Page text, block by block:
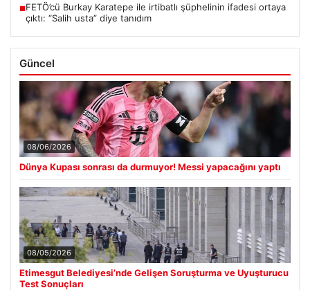
■FETÖ’cü Burkay Karatepe ile irtibatlı şüphelinin ifadesi ortaya
çıktı: “Salih usta” diye tanıdım
Güncel
08/06/2026
Dünya Kupası sonrası da durmuyor! Messi yapacağını yaptı
08/05/2026
Etimesgut Belediyesi’nde Gelişen Soruşturma ve Uyuşturucu
Test Sonuçları